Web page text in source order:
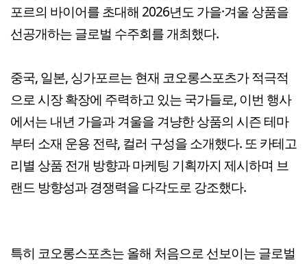
포르의 바이어를 초대해 2026년도 가을·겨울 상품을
선공개하는 글로벌 수주회를 개최했다.
중국, 일본, 싱가포르는 현재 코오롱스포츠가 적극적
으로 시장 확장에 주력하고 있는 국가들로, 이번 행사
에서는 내년 가을과 겨울을 겨냥한 상품의 시즌 테마
부터 소재 운용 전략, 컬러 구성을 소개했다. 또 카테고
리별 상품 전개 방향과 마케팅 기획까지 제시하며 브
랜드 방향성과 경쟁력을 다각도로 강조했다.
특히 코오롱스포츠는 올해 처음으로 선보이는 글로벌